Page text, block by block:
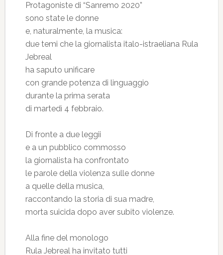
Protagoniste di “Sanremo 2020”
sono state le donne
e, naturalmente, la musica:
due temi che la giornalista italo-istraeliana Rula
Jebreal
ha saputo unificare
con grande potenza di linguaggio
durante la prima serata
di martedì 4 febbraio.
Di fronte a due leggii
e a un pubblico commosso
la giornalista ha confrontato
le parole della violenza sulle donne
a quelle della musica,
raccontando la storia di sua madre,
morta suicida dopo aver subito violenze.
Alla fine del monologo
Rula Jebreal ha invitato tutti